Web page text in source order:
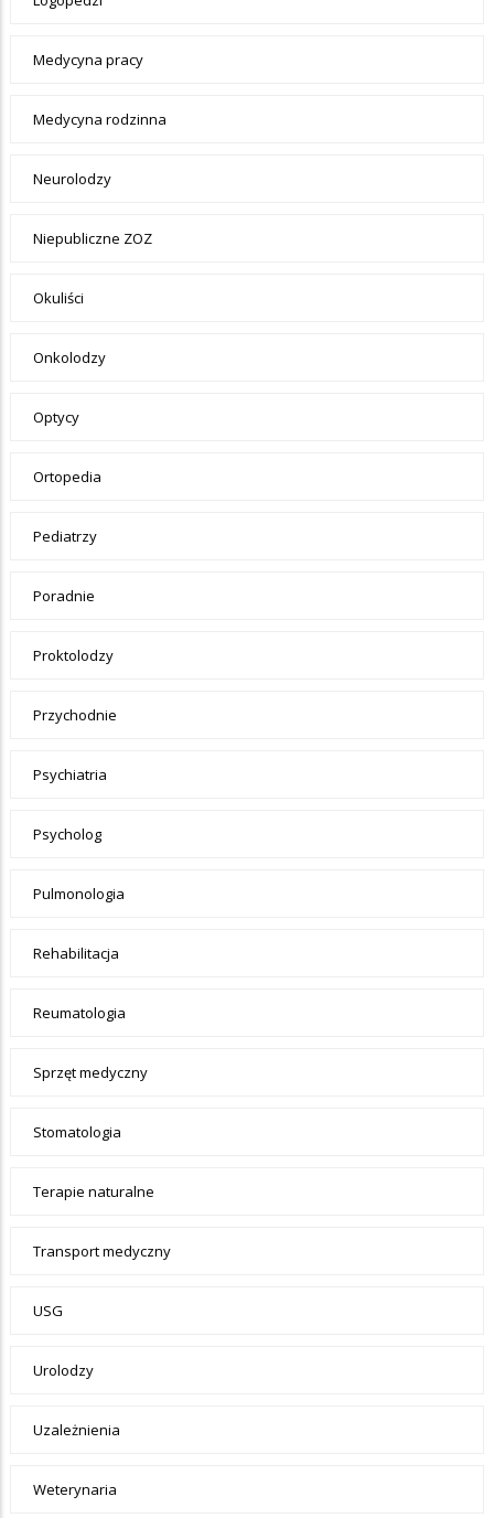
Medycyna pracy
Medycyna rodzinna
Neurolodzy
Niepubliczne ZOZ
Okuliści
Onkolodzy
Optycy
Ortopedia
Pediatrzy
Poradnie
Proktolodzy
Przychodnie
Psychiatria
Psycholog
Pulmonologia
Rehabilitacja
Reumatologia
Sprzęt medyczny
Stomatologia
Terapie naturalne
Transport medyczny
USG
Urolodzy
Uzależnienia
Weterynaria